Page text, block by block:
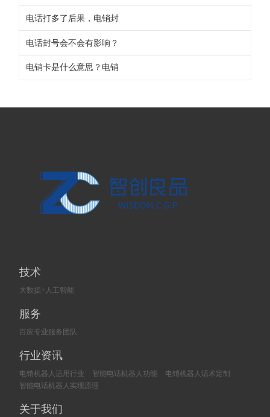
电话打多了后果，电销封
电话封号会不会有影响？
电销卡是什么意思？电销
技术
大数据+人工智能
服务
百应专业服务团队
行业资讯
电销机器人适用行业 智能电话机器人功能
电销机器人话术定制
智能电话机器人实现原理
关于我们